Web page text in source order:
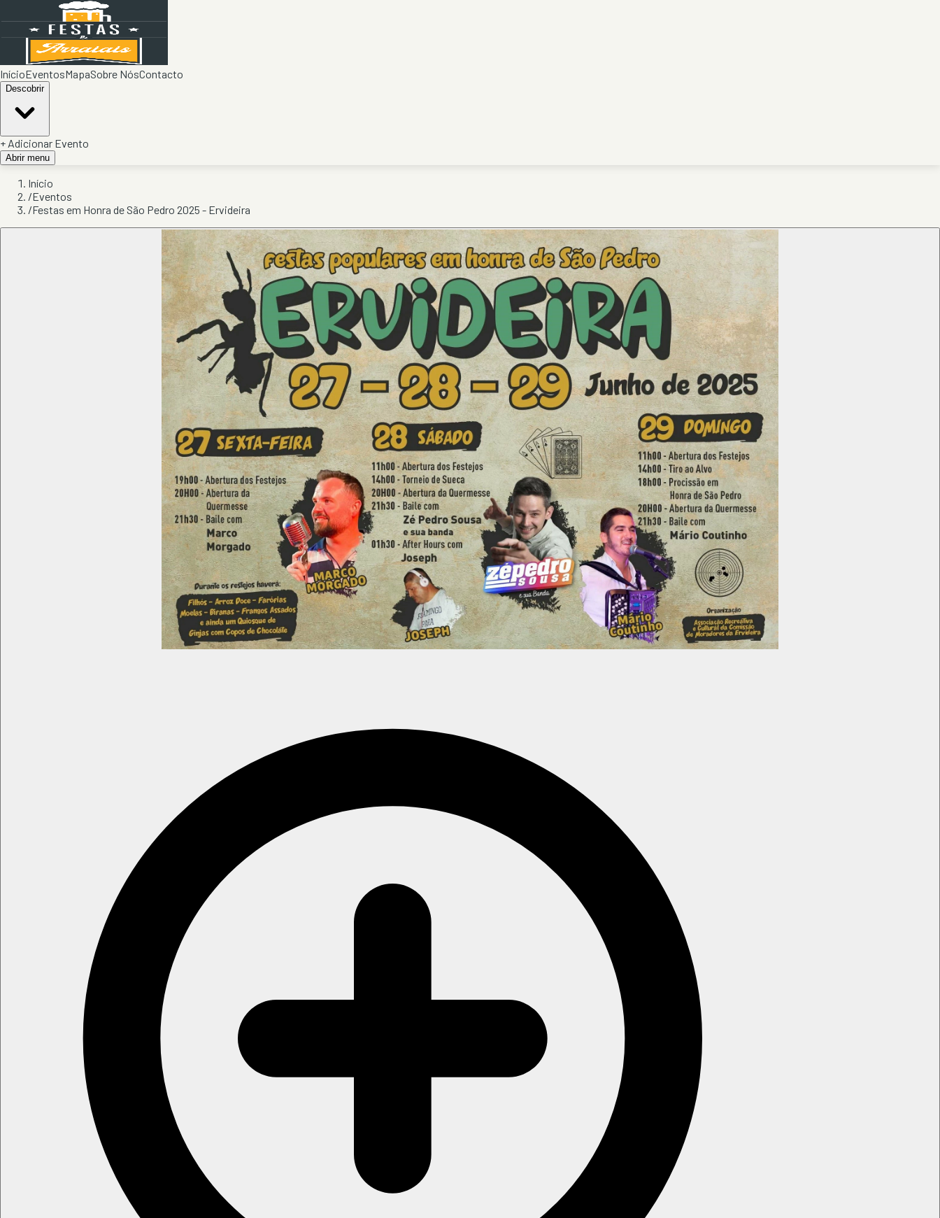
InícioEventosMapaSobre NósContacto
Descobrir
+ Adicionar Evento
Abrir menu
Início
/Eventos
/Festas em Honra de São Pedro 2025 - Ervideira